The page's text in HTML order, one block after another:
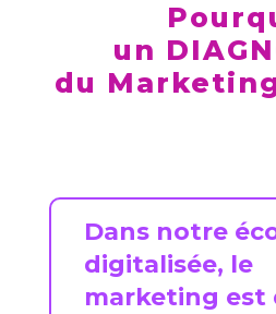
un
du
Dans notre
digitalisée, le
marketing est